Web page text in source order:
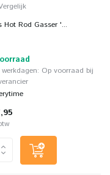
Hot Rod Gasser '...
werkdagen: Op voorraad bij